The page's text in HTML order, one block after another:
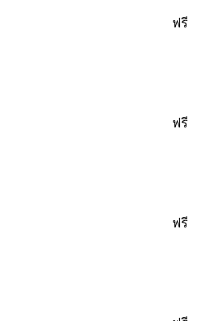
ฟรี
ฟรี
ฟรี